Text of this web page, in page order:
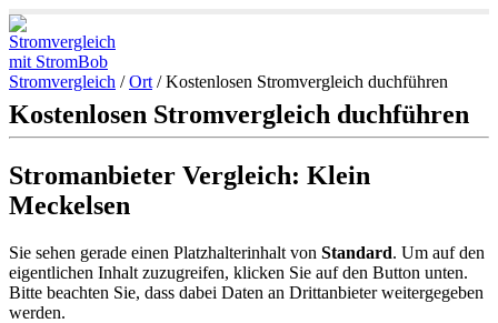
Stromvergleich /Ort /Kostenlosen Stromvergleich duchführen
Kostenlosen Stromvergleich duchführen
Stromanbieter Vergleich: Klein
Meckelsen
Sie sehen gerade einen Platzhalterinhalt von Standard. Um auf den
eigentlichen Inhalt zuzugreifen, klicken Sie auf den Button unten.
Bitte beachten Sie, dass dabei Daten an Drittanbieter weitergegeben
werden.